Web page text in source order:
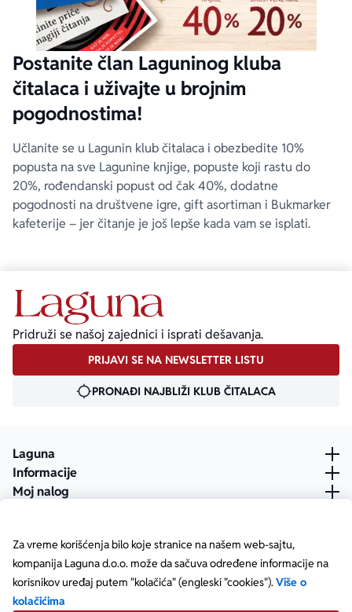
Za vreme korišćenja bilo koje stranice na našem web-sajtu,
kompanija Laguna d.o.o. može da sačuva određene informacije na
korisnikov uređaj putem "kolačića" (engleski "cookies").Više o
kolačićima
Postanite član Laguninog kluba
čitalaca i uživajte u brojnim
pogodnostima!
Učlanite se u Lagunin klub čitalaca i obezbedite 10%
popusta na sve Lagunine knjige, popuste koji rastu do
20%, rođendanski popust od čak 40%, dodatne
pogodnosti na društvene igre, gift asortiman i Bukmarker
kafeterije – jer čitanje je još lepše kada vam se isplati.
Pridruži se našoj zajednici i isprati dešavanja.
PRIJAVI SE NA NEWSLETTER LISTU
PRONAĐI NAJBLIŽI KLUB ČITALACA
Laguna
Informacije
Moj nalog